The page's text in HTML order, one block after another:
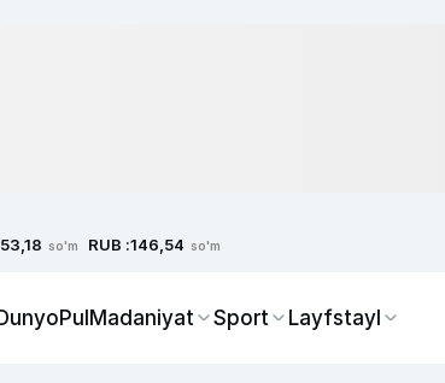
so'm RUB :146,54 so'm
PulMadaniyat Sport Layfstayl